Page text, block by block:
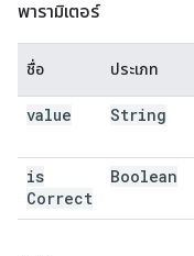
พารามิเตอร์
ชื่อ ประเภท
value String
is
Correct
Boolean